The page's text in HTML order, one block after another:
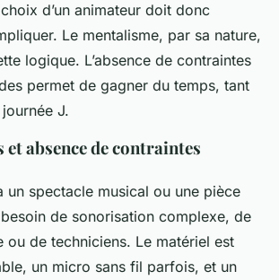
d’un animateur doit donc
Le mentalisme, par sa nature,
logique. L’absence de contraintes
permet de gagner du temps, tant
J.
et absence de contraintes
un spectacle musical ou une pièce
de sonorisation complexe, de
ou de techniciens. Le matériel est
un micro sans fil parfois, et un